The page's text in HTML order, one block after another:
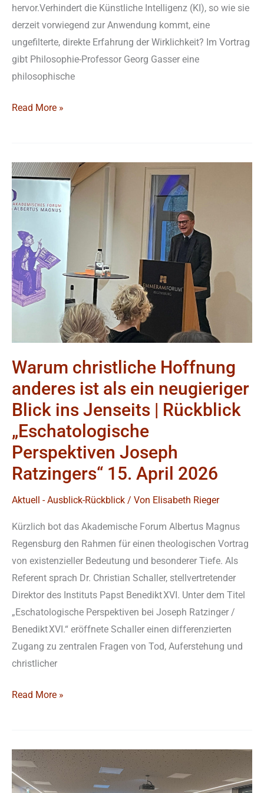
hervor.Verhindert die Künstliche Intelligenz (KI), so wie sie
derzeit vorwiegend zur Anwendung kommt, eine
ungefilterte, direkte Erfahrung der Wirklichkeit? Im Vortrag
gibt Philosophie-Professor Georg Gasser eine
philosophische
Read More »
Warum christliche Hoffnung
anderes ist als ein neugieriger
Blick ins Jenseits | Rückblick
„Eschatologische
Perspektiven Joseph
Ratzingers“ 15. April 2026
Aktuell - Ausblick-Rückblick / Von Elisabeth Rieger
Kürzlich bot das Akademische Forum Albertus Magnus
Regensburg den Rahmen für einen theologischen Vortrag
von existenzieller Bedeutung und besonderer Tiefe. Als
Referent sprach Dr. Christian Schaller, stellvertretender
Direktor des Instituts Papst Benedikt XVI. Unter dem Titel
„Eschatologische Perspektiven bei Joseph Ratzinger /
Benedikt XVI.“ eröffnete Schaller einen differenzierten
Zugang zu zentralen Fragen von Tod, Auferstehung und
christlicher
Warum
christliche
Hoffnung
ist
als
ein
neugieriger
Blick
Jenseits
|
Rückblick
„Eschatologische
Perspektiven
Joseph
Ratzingers“
15.
April
2026
Read More »
„Die
Liebe